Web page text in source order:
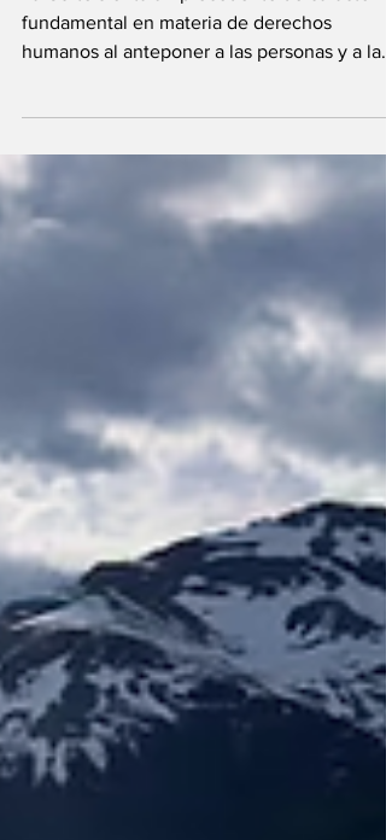
La Corte sienta un precedente de carácter
fundamental en materia de derechos
salud del planeta...